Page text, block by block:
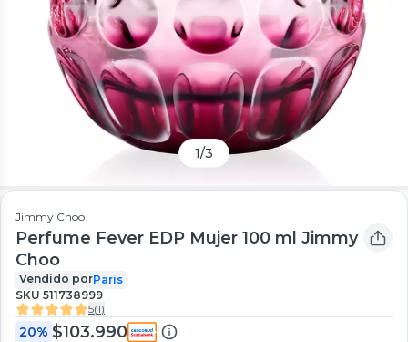
1/3
Jimmy Choo
Perfume Fever EDP Mujer 100 ml Jimmy
Choo
Vendido porParis
SKU 511738999
5(1)
20% $103.990